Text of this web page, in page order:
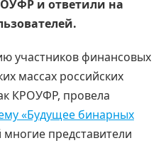
и ответили на
участников финансовых
массах российских
КРОУФР, провела
«Будущее бинарных
многие представители